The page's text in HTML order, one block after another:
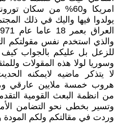
امريكا و60% من سكان
يولدوا فيها واليك في ذلك
والذي استخدم نفس مقولتكم
للزعل بل عليكم بالجواب
وسوريا لولا هذه المقولات
لا يتذكر ماضيه لايمكنه
هروب خمسة ملايين عارقي
من انظمة البعث القومية
وتسير بخطى نحو التضامن
وردت في مقالتكم ولكم المودة